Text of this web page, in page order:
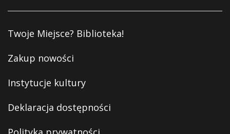
Twoje Miejsce? Biblioteka!
Zakup nowości
Instytucje kultury
Deklaracja dostępności